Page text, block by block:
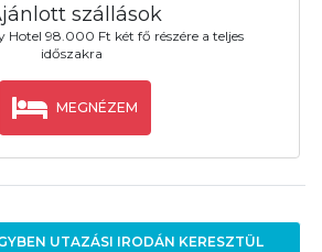
szállások
Hotel 98.000 Ft két fő részére a teljes
időszakra
MEGNÉZEM
UTAZÁSI IRODÁN KERESZTÜL